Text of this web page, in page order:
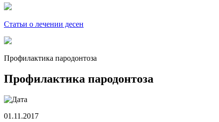
Статьи о лечении десен
Профилактика пародонтоза
Профилактика пародонтоза
01.11.2017